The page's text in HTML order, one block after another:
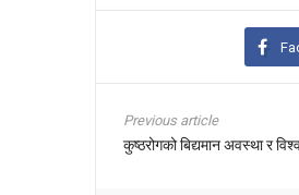
Previous article
कुष्ठरोगको बिद्यमान अवस्था र